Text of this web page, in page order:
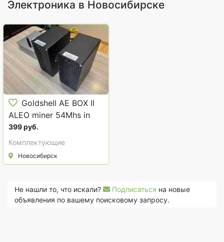
Электроника в Новосибирске
Goldshell AE BOX II
ALEO miner 54Mhs in
stock $399
399 руб.
Комплектующие
Новосибирск
Не нашли то, что искали? Подписаться на новые
объявления по вашему поисковому запросу.